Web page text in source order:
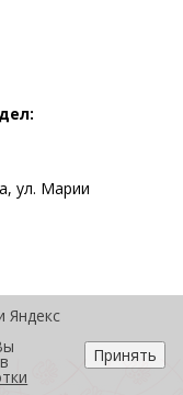
решения о
центр
обл., г.
данных
информации
объявлениях.
ул. Марии
Яндекс
Принять